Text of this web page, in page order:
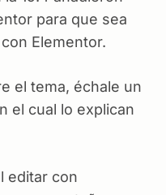
para que sea
Elementor.
el tema, échale un
el cual lo explican
editar con